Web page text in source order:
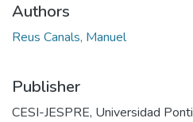
Authors
Reus Canals, Manuel
Publisher
CESI-JESPRE, Universidad